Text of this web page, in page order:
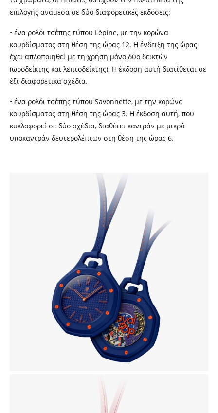
επιλογής ανάμεσα σε δύο διαφορετικές εκδόσεις:
• ένα ρολόι τσέπης τύπου Lépine, με την κορώνα
κουρδίσματος στη θέση της ώρας 12. Η ένδειξη της ώρας
έχει απλοποιηθεί με τη χρήση μόνο δύο δεικτών
(ωροδείκτης και λεπτοδείκτης). Η έκδοση αυτή διατίθεται σε
έξι διαφορετικά σχέδια.
• ένα ρολόι τσέπης τύπου Savonnette, με την κορώνα
κουρδίσματος στη θέση της ώρας 3. Η έκδοση αυτή, που
κυκλοφορεί σε δύο σχέδια, διαθέτει καντράν με μικρό
υποκαντράν δευτερολέπτων στη θέση της ώρας 6.